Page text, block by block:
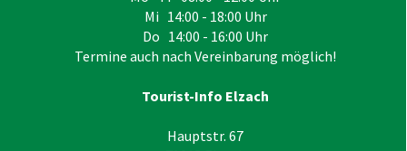
Mi 14:00 - 18:00 Uhr
Do 14:00 - 16:00 Uhr
Termine auch nach Vereinbarung möglich!
Tourist-Info Elzach
Hauptstr. 67